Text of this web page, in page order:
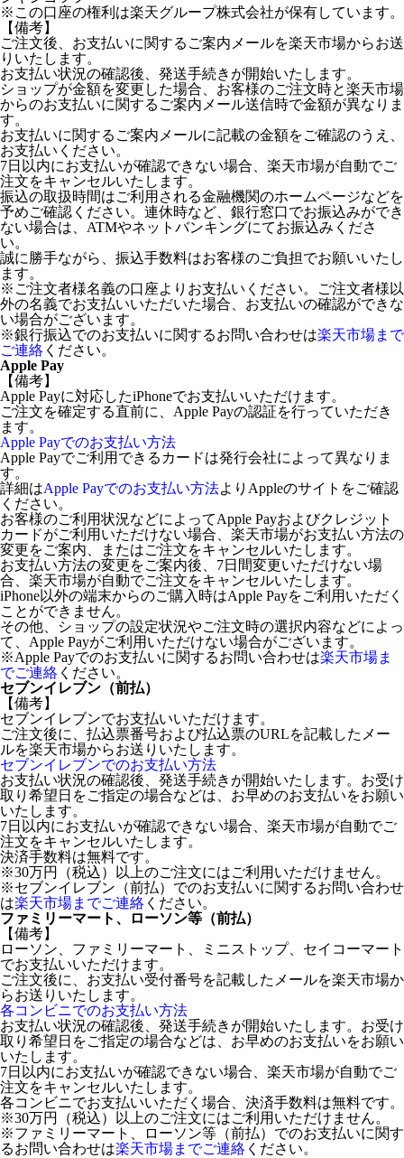
※この口座の権利は楽天グループ株式会社が保有しています。
【備考】
ご注文後、お支払いに関するご案内メールを楽天市場からお送
りいたします。
お支払い状況の確認後、発送手続きが開始いたします。
ショップが金額を変更した場合、お客様のご注文時と楽天市場
からのお支払いに関するご案内メール送信時で金額が異なりま
す。
お支払いに関するご案内メールに記載の金額をご確認のうえ、
お支払いください。
7日以内にお支払いが確認できない場合、楽天市場が自動でご
注文をキャンセルいたします。
振込の取扱時間はご利用される金融機関のホームページなどを
予めご確認ください。連休時など、銀行窓口でお振込みができ
ない場合は、ATMやネットバンキングにてお振込みくださ
い。
誠に勝手ながら、振込手数料はお客様のご負担でお願いいたし
ます。
※ご注文者様名義の口座よりお支払いください。ご注文者様以
外の名義でお支払いいただいた場合、お支払いの確認ができな
い場合がございます。
※銀行振込でのお支払いに関するお問い合わせは楽天市場まで
ご連絡 ください。
Apple Pay
【備考】
Apple Payに対応したiPhoneでお支払いいただけます。
ご注文を確定する直前に、Apple Payの認証を行っていただき
ます。
Apple Payでのお支払い方法
Apple Payでご利用できるカードは発行会社によって異なりま
す。
詳細はApple Payでのお支払い方法よりAppleのサイトをご確認
ください。
お客様のご利用状況などによってApple Payおよびクレジット
カードがご利用いただけない場合、楽天市場がお支払い方法の
変更をご案内、またはご注文をキャンセルいたします。
お支払い方法の変更をご案内後、7日間変更いただけない場
合、楽天市場が自動でご注文をキャンセルいたします。
iPhone以外の端末からのご購入時はApple Payをご利用いただく
ことができません。
その他、ショップの設定状況やご注文時の選択内容などによっ
て、Apple Payがご利用いただけない場合がございます。
※Apple Payでのお支払いに関するお問い合わせは楽天市場ま
でご連絡 ください。
セブンイレブン（前払）
【備考】
セブンイレブンでお支払いいただけます。
ご注文後に、払込票番号および払込票のURLを記載したメー
ルを楽天市場からお送りいたします。
セブンイレブンでのお支払い方法
お支払い状況の確認後、発送手続きが開始いたします。お受け
取り希望日をご指定の場合などは、お早めのお支払いをお願い
いたします。
7日以内にお支払いが確認できない場合、楽天市場が自動でご
注文をキャンセルいたします。
決済手数料は無料です。
※30万円（税込）以上のご注文にはご利用いただけません。
※セブンイレブン（前払）でのお支払いに関するお問い合わせ
は楽天市場までご連絡 ください。
ファミリーマート、ローソン等（前払）
【備考】
ローソン、ファミリーマート、ミニストップ、セイコーマート
でお支払いいただけます。
ご注文後に、お支払い受付番号を記載したメールを楽天市場か
らお送りいたします。
各コンビニでのお支払い方法
お支払い状況の確認後、発送手続きが開始いたします。お受け
取り希望日をご指定の場合などは、お早めのお支払いをお願い
いたします。
7日以内にお支払いが確認できない場合、楽天市場が自動でご
注文をキャンセルいたします。
各コンビニでお支払いいただく場合、決済手数料は無料です。
※30万円（税込）以上のご注文にはご利用いただけません。
※ファミリーマート、ローソン等（前払）でのお支払いに関す
るお問い合わせは楽天市場までご連絡 ください。